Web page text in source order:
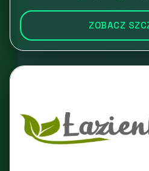
ZOBACZ